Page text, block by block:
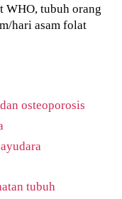
WHO, tubuh orang
hari asam folat
osteoporosis
tubuh